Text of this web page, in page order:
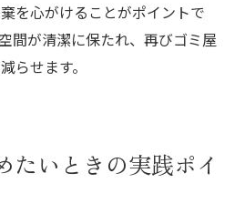
を心がけることがポイントで
間が清潔に保たれ、再びゴミ屋
らせます。
たいときの実践ポイ